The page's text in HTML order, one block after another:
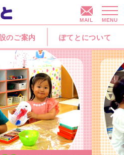
MAIL MENU
のご案内 ぽてとについて